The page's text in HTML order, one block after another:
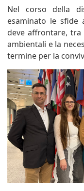
Nel corso della
esaminato le sfide
deve affrontare,
ambientali e la
termine per la